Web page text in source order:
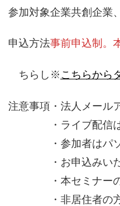
参加対象
申込方法
ちらし
注意事項
企業共創企業
事前申込制。
※ こちらから
・法人メール
・ライブ配信
・参加者はパ
・お申込みい
・本セミナー
・非居住者の